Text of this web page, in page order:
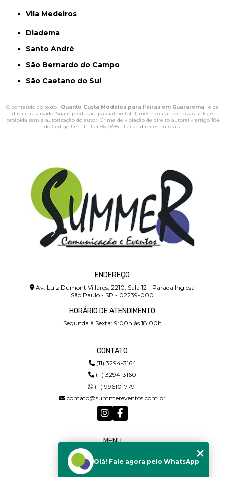
Vila Medeiros
Diadema
Santo André
São Bernardo do Campo
São Caetano do Sul
O conteúdo do texto "Quanto Custa Modelos para Feiras em Guararema" é de
direito reservado. Sua reprodução, parcial ou total, mesmo citando nossos links, é
proibida sem a autorização do autor. Crime de violação de direito autoral – artigo 184
do Código Penal – Lei 9610/98 - Lei de direitos autorais.
ENDEREÇO
Av. Luiz Dumont Villares, 2210, Sala 12 - Parada Inglesa
São Paulo - SP - 02239-000
HORÁRIO DE ATENDIMENTO
Segunda à Sexta: 9:00h às 18:00h
CONTATO
(11) 3294-3164
(11) 3294-3160
(11) 99610-7791
contato@summereventos.com.br
MENU
QUEM SOMOS
Olá! Fale agora pelo WhatsApp